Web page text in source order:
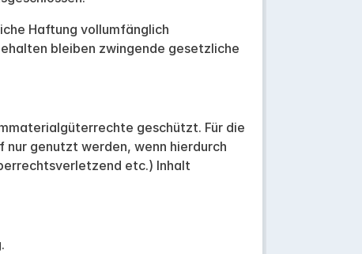
Haftung vollumfänglich
bleiben zwingende gesetzliche
geschützt. Für die
genutzt werden, wenn hierdurch
etc.) Inhalt